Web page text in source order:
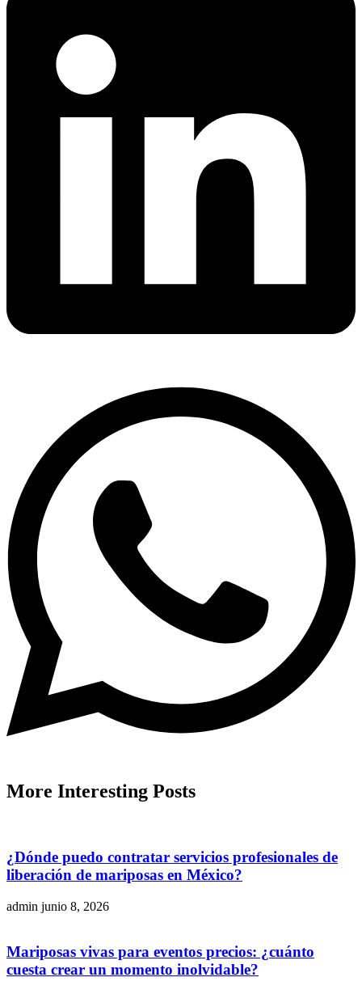
More Interesting Posts
¿Dónde puedo contratar servicios profesionales de
liberación de mariposas en México?
admin junio 8, 2026
Mariposas vivas para eventos precios: ¿cuánto
cuesta crear un momento inolvidable?